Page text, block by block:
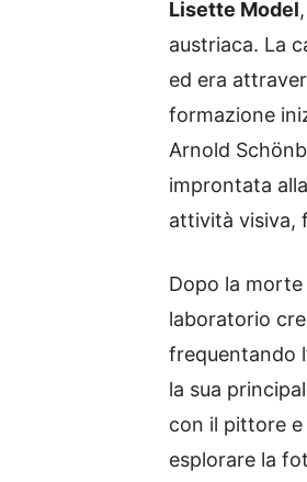
Lisette Model
austriaca. La
ed era
formazione
Arnold
improntata
attività visiva,
Dopo la
laboratorio
frequentando
la sua
con il pittore
esplorare la